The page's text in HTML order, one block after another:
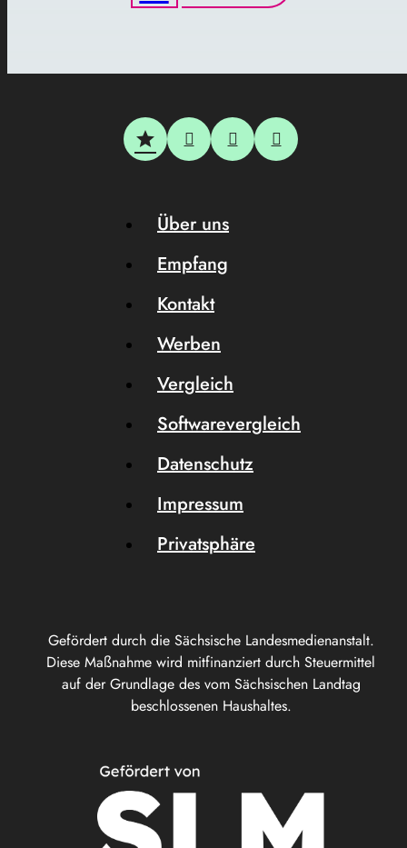
Gefördert durch die Sächsische Landesmedienanstalt.
Diese Maßnahme wird mitfinanziert durch Steuermittel
auf der Grundlage des vom Sächsischen Landtag
beschlossenen Haushaltes.
Über uns
Empfang
Kontakt
Werben
Vergleich
Softwarevergleich
Datenschutz
Impressum
Privatsphäre